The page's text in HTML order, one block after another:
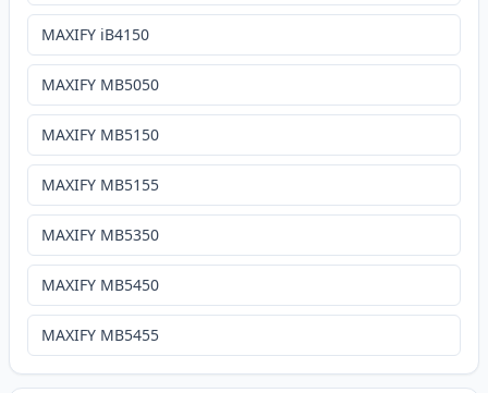
MAXIFY iB4150
MAXIFY MB5050
MAXIFY MB5150
MAXIFY MB5155
MAXIFY MB5350
MAXIFY MB5450
MAXIFY MB5455